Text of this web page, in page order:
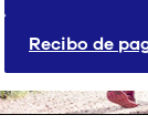
Recibo de